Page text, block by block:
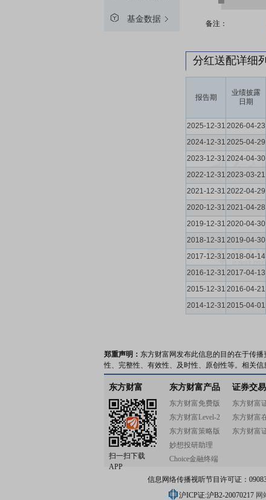
基金数据 备注：
分红送配详细
报告期
业绩披露
日期
2025-12-31 2026-04-23
2024-12-31 2025-04-29
2023-12-31 2024-04-30
2022-12-31 2023-03-21
2021-12-31 2022-04-29
2020-12-31 2021-04-28
2019-12-31 2020-04-30
2018-12-31 2019-04-30
2017-12-31 2018-04-14
2016-12-31 2017-04-13
2015-12-31 2016-04-21
2014-12-31 2015-04-01
郑重声明： 东方财富网发布此信息的目的在于传
性、完整性、有效性、及时性、原创性等。相关
东方财富
扫一扫下载
APP
东方财富产品
东方财富免费版
东方财富Level-2
东方财富策略版
妙想投研助理
Choice金融终端
证券交易
东方财富
东方财富
东方财富
信息网络传播视听节目许可证：
沪ICP证:沪B2-20070217 网